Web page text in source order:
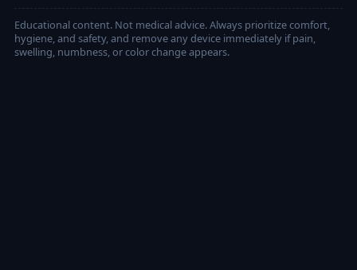
Educational content. Not medical advice. Always prioritize comfort,
hygiene, and safety, and remove any device immediately if pain,
swelling, numbness, or color change appears.